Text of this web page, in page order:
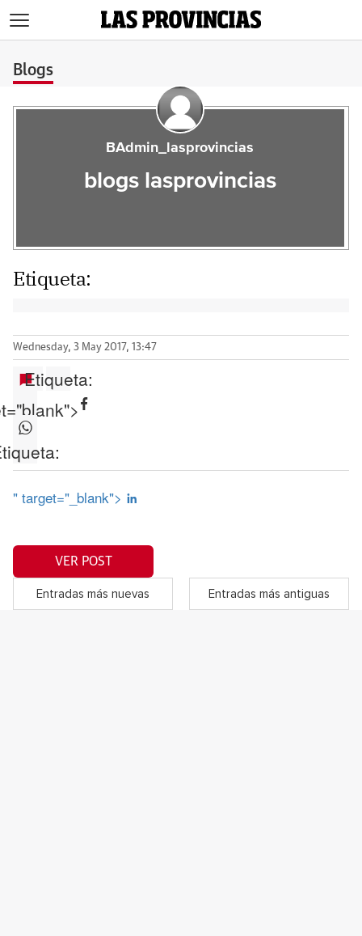
Blogs
BAdmin_lasprovincias
blogs lasprovincias
Etiqueta:
Wednesday, 3 May 2017, 13:47
Etiqueta:
" target="_blank">
VER POST
Entradas más nuevas Entradas más antiguas